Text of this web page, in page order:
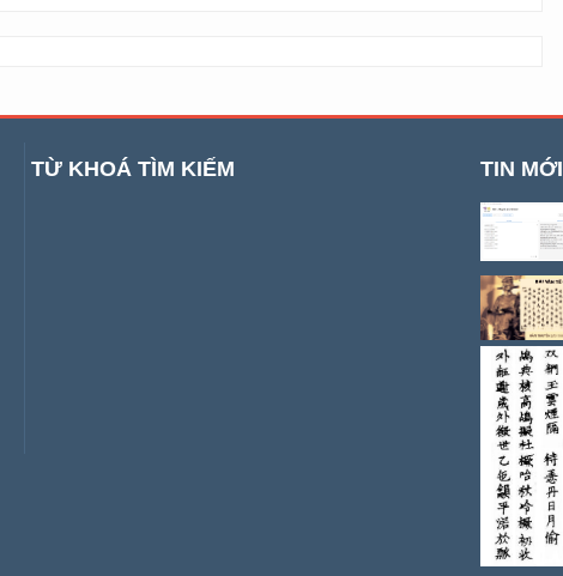
TỪ KHOÁ TÌM KIẾM TIN MỚI